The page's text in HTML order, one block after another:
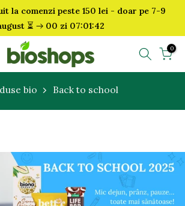
la comenzi peste 150 lei - doar pe 7-9
⏳ 00 zi 07:01:42
0
bio Back to school